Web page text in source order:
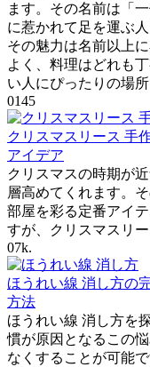
ます。その名前は「
に惹かれて足を運ぶ
その魅力は名前以上
よく、料理はどれも
い人にぴったりの場所
0145
クリスマスリース 手
アイデア
クリスマスの時期が
層高めてくれます。
部屋を彩る定番アイ
すが、クリスマスリー
07k.
ほうれい線 消し方の
方法
ほうれい線 消し方を
慣が原因となるこの
なくすることが可能